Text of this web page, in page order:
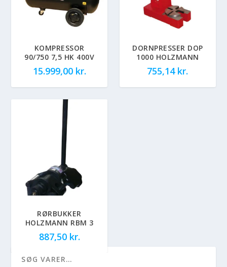
KOMPRESSOR
90/750 7,5 HK 400V
15.999,00 kr.
DORNPRESSER DOP
1000 HOLZMANN
755,14 kr.
RØRBUKKER
HOLZMANN RBM 3
887,50 kr.